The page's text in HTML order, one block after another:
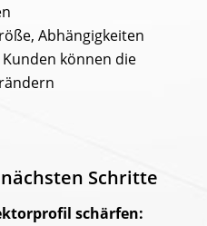
Abhängigkeiten
können die
Schritte
schärfen: